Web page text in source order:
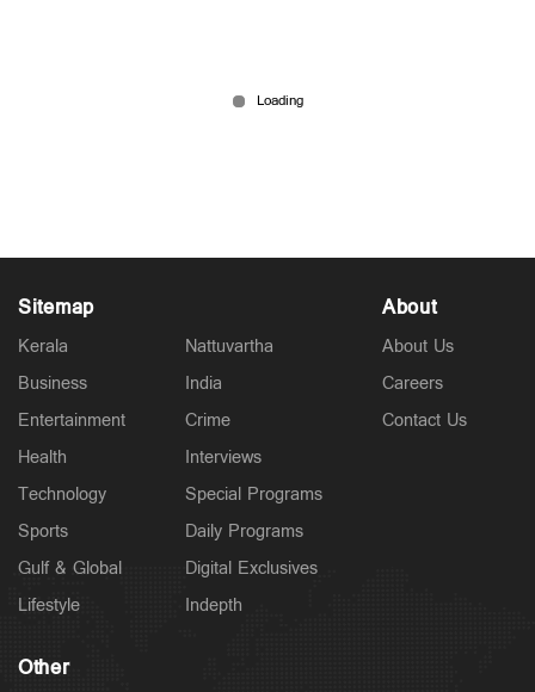
Sitemap
Kerala
Business
Entertainment
Health
Technology
Sports
Gulf & Global
Lifestyle
Nattuvartha
India
Crime
Interviews
Special Programs
Daily Programs
Digital Exclusives
Indepth
About
About Us
Careers
Contact Us
Other